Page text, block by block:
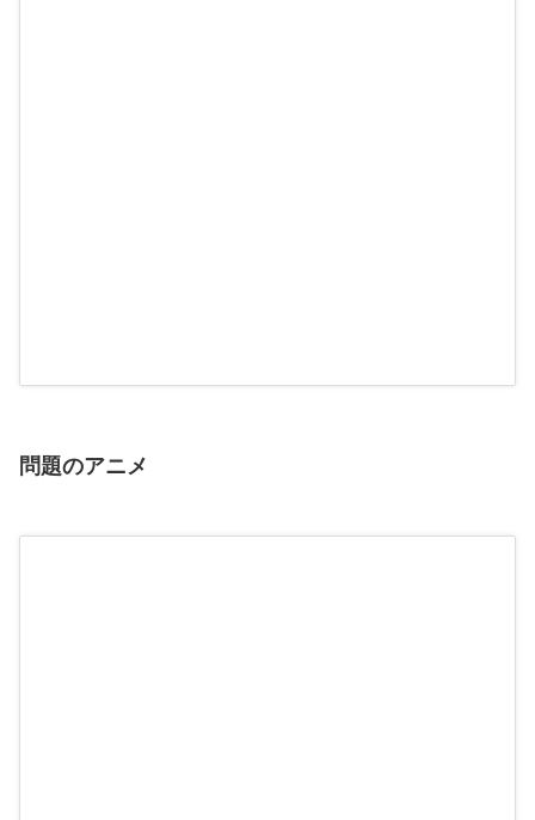
問題のアニメ